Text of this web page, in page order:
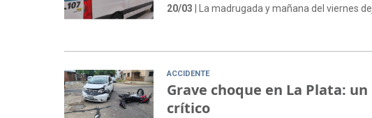
20/03 | La madrugada y mañana del viernes
ACCIDENTE
Grave choque en La Plata:
crítico